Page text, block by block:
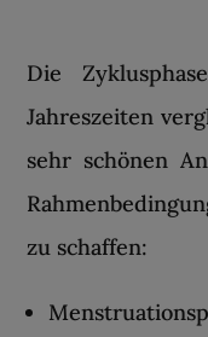
Die
Jahreszeiten
sehr schönen
zu schaffen: